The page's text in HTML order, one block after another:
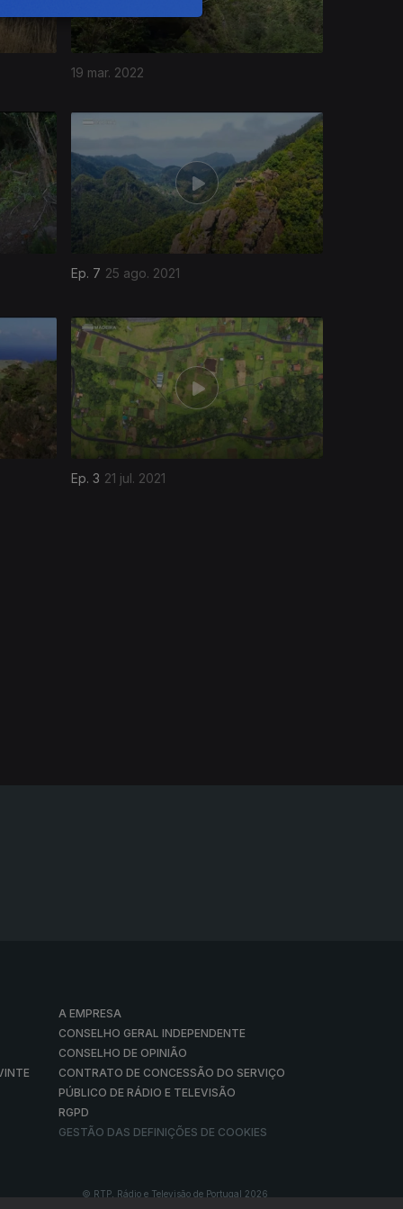
19 mar. 2022
Ep. 7 25 ago. 2021
Ep. 3 21 jul. 2021
A EMPRESA
CONSELHO GERAL INDEPENDENTE
CONSELHO DE OPINIÃO
CONTRATO DE CONCESSÃO DO SERVIÇO
PÚBLICO DE RÁDIO E TELEVISÃO
RGPD
GESTÃO DAS DEFINIÇÕES DE COOKIES
© RTP, Rádio e Televisão de Portugal 2026